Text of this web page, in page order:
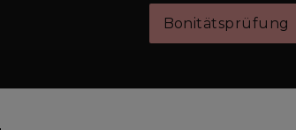
Bonitätsprüfung